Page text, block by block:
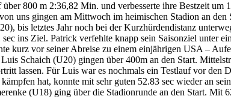
800 m 2:36,82 Min. und verbesserte ihre Bestzeit um
uns gingen am Mittwoch im heimischen Stadion an
bis letztes Jahr noch bei der Kurzhürdendistanz
ins Ziel. Patrick verfehlte knapp sein Saisonziel unter
kurz vor seiner Abreise zu einem einjährigen USA –
Schaich (U20) gingen über 400m an den Start.
lassen. Für Luis war es nochmals ein Testlauf vor den
hat, konnte mit sehr guten 52.83 sec wieder an
(U18) ging über die Stadionrunde an den Start. Mit